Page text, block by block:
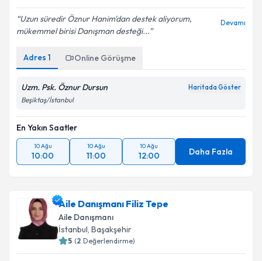
Uzun süredir Öznur Hanim'dan destek aliyorum,
mükemmel birisi Danışman desteği...
Devamı
Adres 1 Online Görüşme
Uzm. Psk. Öznur Dursun Haritada Göster
Beşiktaş/İstanbul
En Yakın Saatler
10 Ağu
10:00
10 Ağu
11:00
10 Ağu
12:00 Daha Fazla
Aile Danışmanı Filiz Tepe
Aile Danışmanı
İstanbul, Başakşehir
5 (2 Değerlendirme)